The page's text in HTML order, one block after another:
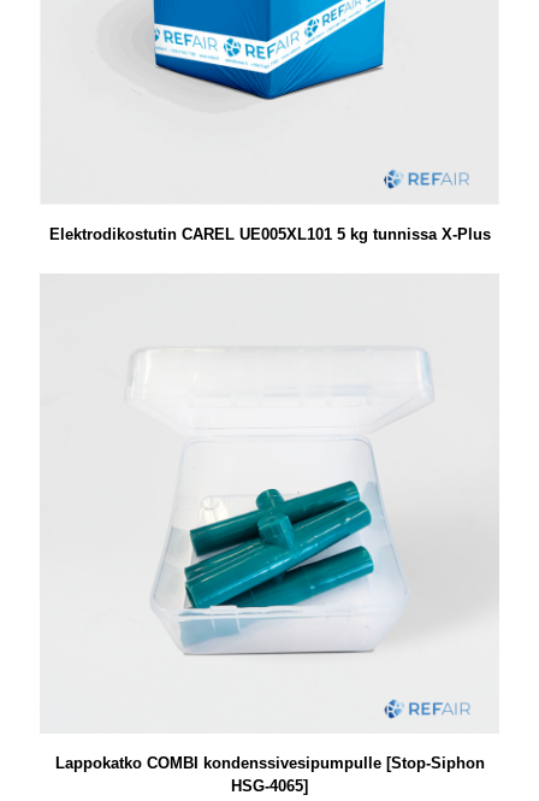
Elektrodikostutin CAREL UE005XL101 5 kg tunnissa X-Plus
Lappokatko COMBI kondenssivesipumpulle [Stop-Siphon
HSG-4065]